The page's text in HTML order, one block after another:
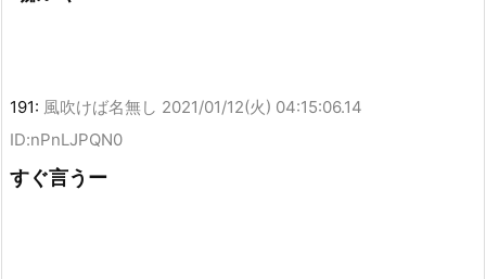
191: 風吹けば名無し 2021/01/12(火) 04:15:06.14
ID:nPnLJPQN0
すぐ言うー